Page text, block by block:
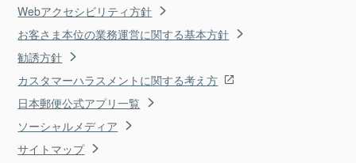
Webアクセシビリティ方針
お客さま本位の業務運営に関する基本方針
勧誘方針
カスタマーハラスメントに関する考え方
日本郵便公式アプリ一覧
ソーシャルメディア
サイトマップ